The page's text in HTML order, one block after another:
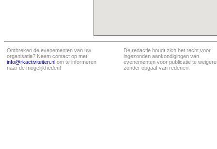
Ontbreken de evenementen van uw
organisatie? Neem contact op met
info@rkactiviteiten.nl om te informeren
naar de mogelijkheden!
De redactie houdt zich het recht voor
ingezonden aankondigingen van
evenementen voor publicatie te
zonder opgaaf van redenen.